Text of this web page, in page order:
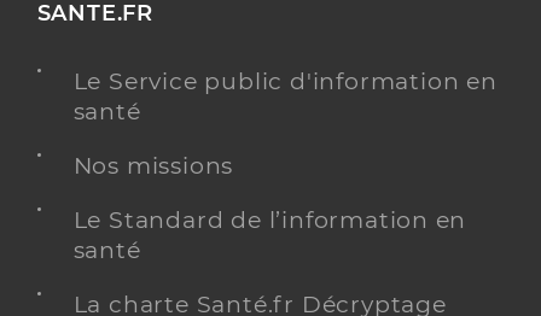
SANTE.FR
Le Service public d'information en
santé
Nos missions
Le Standard de l’information en
santé
La charte Santé.fr Décryptage